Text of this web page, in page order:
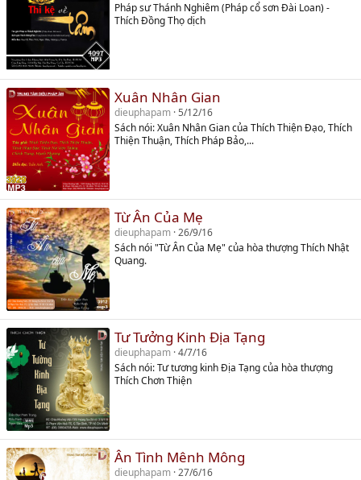
Pháp sư Thánh Nghiêm (Pháp cổ sơn Đài Loan) -
Thích Đồng Thọ dịch
Xuân Nhân Gian
dieuphapam 5/12/16
Sách nói: Xuân Nhân Gian của Thích Thiện Đạo, Thích
Thiện Thuận, Thích Pháp Bảo,...
Từ Ân Của Mẹ
dieuphapam 26/9/16
Sách nói "Từ Ân Của Mẹ" của hòa thượng Thích Nhật
Quang.
Tư Tưởng Kinh Địa Tạng
dieuphapam 4/7/16
Sách nói: Tư tương kinh Địa Tạng của hòa thượng
Thích Chơn Thiện
Ân Tình Mênh Mông
dieuphapam 27/6/16